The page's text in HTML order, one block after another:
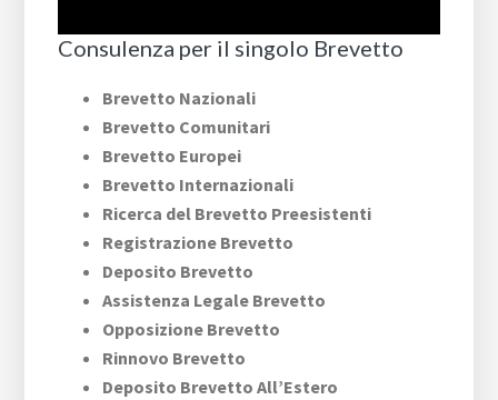
Consulenza per il singolo Brevetto
Brevetto Nazionali
Brevetto Comunitari
Brevetto Europei
Brevetto Internazionali
Ricerca del Brevetto Preesistenti
Registrazione Brevetto
Deposito Brevetto
Assistenza Legale Brevetto
Opposizione Brevetto
Rinnovo Brevetto
Deposito Brevetto All’Estero